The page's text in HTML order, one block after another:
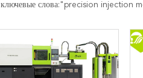
ключевые слова:" precision injection